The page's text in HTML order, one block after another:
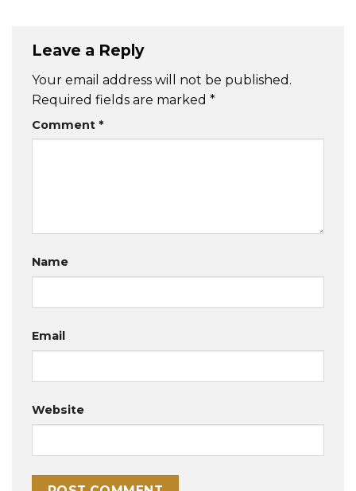
Leave a Reply
Your email address will not be published.
Required fields are marked *
Comment *
Name
Email
Website